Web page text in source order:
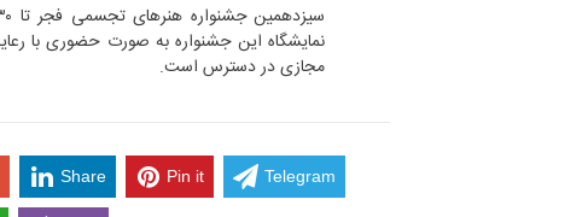
مجازی در دسترس است.
Share Pin it Telegram